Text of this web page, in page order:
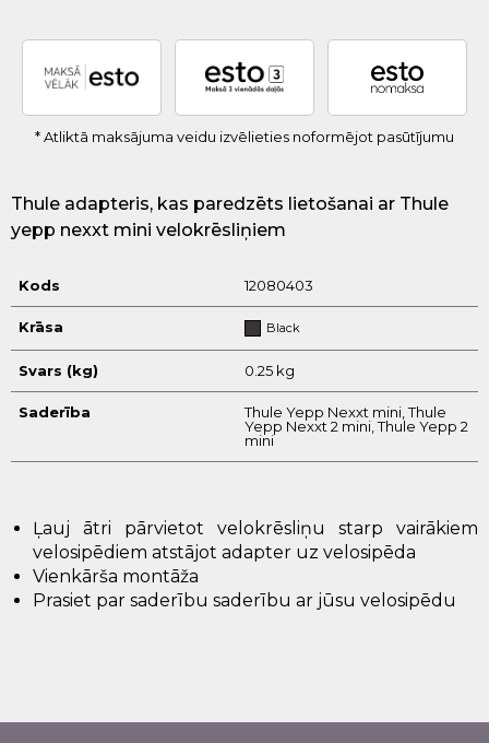
* Atliktā maksājuma veidu izvēlieties noformējot pasūtījumu
Thule adapteris, kas paredzēts lietošanai ar Thule
yepp nexxt mini velokrēsliņiem
Kods 12080403
Krāsa Black
Svars (kg) 0.25 kg
Saderība
Thule Yepp Nexxt mini, Thule
Yepp Nexxt 2 mini, Thule Yepp 2
mini
Ļauj ātri pārvietot velokrēsliņu starp vairākiem
velosipēdiem atstājot adapter uz velosipēda
Vienkārša montāža
Prasiet par saderību saderību ar jūsu velosipēdu